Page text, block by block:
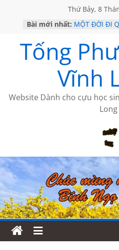
Thứ Bảy, 8
Bài mới nhất: MỘT ĐỜI ĐI
KHÔNG ĐỀ
CHÙM THƠ
GIÃ TỪ ĐÀ
HỌC SỬ HỒI
Tống
Vĩnh
Website Dành cho cựu học
Long